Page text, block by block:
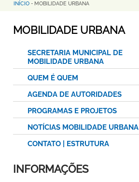
Trilha
de
INÍCIO - MOBILIDADE URBANA
MOBILIDADE URBANA
SECRETARIA MUNICIPAL DE
MOBILIDADE URBANA
QUEM É QUEM
AGENDA DE AUTORIDADES
PROGRAMAS E PROJETOS
NOTÍCIAS MOBILIDADE URBANA
CONTATO | ESTRUTURA
INFORMAÇÕES